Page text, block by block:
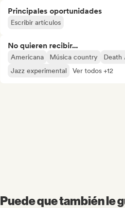
Principales oportunidades
Escribir artículos
No quieren recibir...
Americana Música country Death
Jazz experimental
Ver todos +12
Puede que también le